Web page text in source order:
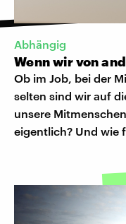
Abhängig
Wenn wir von
Ob im Job, bei der
selten sind wir auf
unsere
eigentlich? Und wie